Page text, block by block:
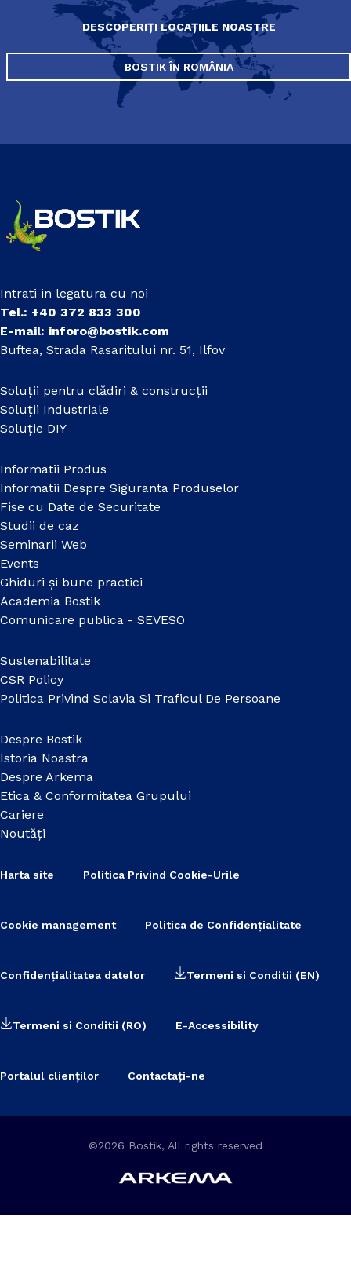
DESCOPERIȚI LOCAȚIILE NOASTRE
BOSTIK ÎN ROMÂNIA
Intrati in legatura cu noi
Tel.: +40 372 833 300
E-mail: inforo@bostik.com
Buftea, Strada Rasaritului nr. 51, Ilfov
Soluții pentru clădiri & construcții
Soluții Industriale
Soluție DIY
Informatii Produs
Informatii Despre Siguranta Produselor
Fise cu Date de Securitate
Studii de caz
Seminarii Web
Events
Ghiduri și bune practici
Academia Bostik
Comunicare publica - SEVESO
Sustenabilitate
CSR Policy
Politica Privind Sclavia Si Traficul De Persoane
Despre Bostik
Istoria Noastra
Despre Arkema
Etica & Conformitatea Grupului
Cariere
Noutăți
Harta site Politica Privind Cookie-Urile
Cookie management Politica de Confidențialitate
Confidențialitatea datelor Termeni si Conditii (EN)
Termeni si Conditii (RO) E-Accessibility
Portalul clienților Contactați-ne
©2026 Bostik, All rights reserved